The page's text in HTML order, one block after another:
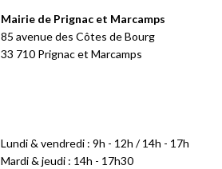
Mairie de Prignac et Marcamps
85 avenue des Côtes de Bourg
33 710 Prignac et Marcamps
Lundi & vendredi : 9h - 12h / 14h - 17h
Mardi & jeudi : 14h - 17h30